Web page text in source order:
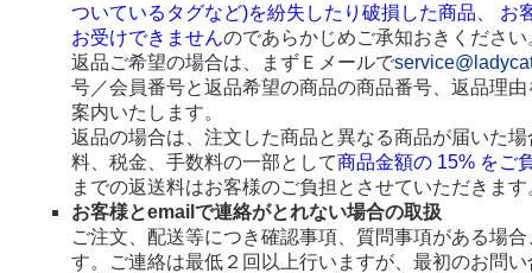
ついているタグなど)を紛失したり破損した商品、
お受けできませんのであらかじめご承知おきください
返品ご希望の場合は、まずＥメールで
号／会員番号と返品希望の商品の商品番号、返品理
案内いたします。
返品の場合は、注文した商品と異なる商品が届いた
料、税金、手数料の一部として商品金額の 15% をご
までの返送料はお客様のご負担とさせていただきます
お客様とemailで連絡がとれない場合の取扱
ご注文、配送等につき確認事項、質問事項がある場
す。ご連絡は最低２回以上行いますが、最初のお問